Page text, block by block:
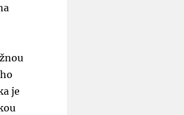
je